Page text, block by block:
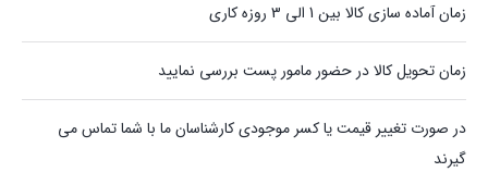
زمان آماده سازی کالا بین 1 الی 3 روزه کاری
زمان تحویل کالا در حضور مامور پست بررسی نمایید
در صورت تغییر قیمت یا کسر موجودی کارشناسان ما با شما تماس می
گیرند